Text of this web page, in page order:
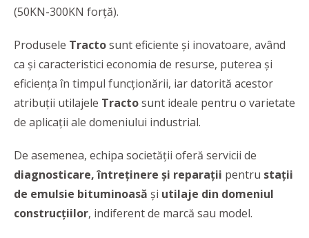
(50KN-300KN forţă).
Produsele Tractosunt eficiente şi inovatoare, având
ca şi caracteristici economia de resurse, puterea şi
eficienţa în timpul funcţionării, iar datorită acestor
atribuţii utilajele Tractosunt ideale pentru o varietate
de aplicaţii ale domeniului industrial.
De asemenea, echipa societăţii oferă servicii de
diagnosticare, întreţinere şi reparaţii pentru staţii
de emulsie bituminoasă şi utilaje din domeniul
construcţiilor, indiferent de marcă sau model.